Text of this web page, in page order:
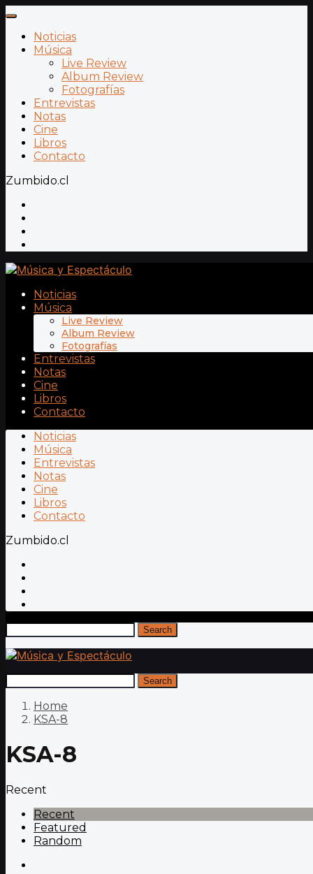
Noticias
Música
Live Review
Album Review
Fotografías
Entrevistas
Notas
Cine
Libros
Contacto
Zumbido.cl
Noticias
Música
Live Review
Album Review
Fotografías
Entrevistas
Notas
Cine
Libros
Contacto
Noticias
Música
Entrevistas
Notas
Cine
Libros
Contacto
Zumbido.cl
Search
Search
Home
KSA-8
KSA-8
Recent
Recent
Featured
Random